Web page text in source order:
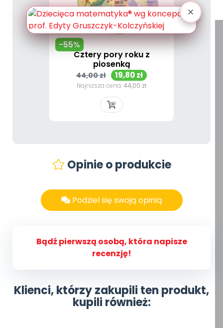
Cztery pory roku z
piosenką
Cena
podstawowa
44,00 zł Cena
19,80 zł
Najniższa cena:44,00 zł
-55%
Opinie o produkcie
Podziel się swoją opinią
Bądź pierwszą osobą, która napisze
recenzję!
Klienci, którzy zakupili ten produkt,
kupili również: